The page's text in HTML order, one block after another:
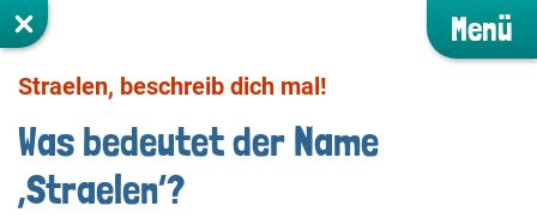
Menü
Straelen, beschreib dich mal!
Was bedeutet der Name
‚Straelen‘?